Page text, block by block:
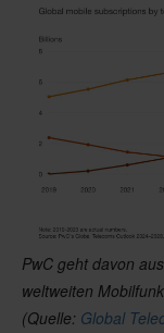
PwC geht davon
weltweiten
(Quelle: Global